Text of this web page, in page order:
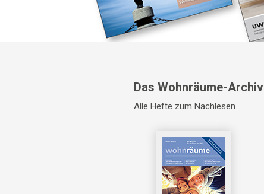
Das Wohnräume-Archiv
Alle Hefte zum Nachlesen